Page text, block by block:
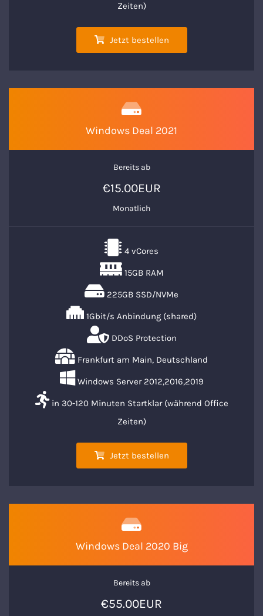
Zeiten)
Jetzt bestellen
Windows Deal 2021
Bereits ab
€15.00EUR
Monatlich
4 vCores
15GB RAM
225GB SSD/NVMe
1Gbit/s Anbindung (shared)
DDoS Protection
Frankfurt am Main, Deutschland
Windows Server 2012,2016,2019
in 30-120 Minuten Startklar (während Office
Zeiten)
Jetzt bestellen
Windows Deal 2020 Big
Bereits ab
€55.00EUR